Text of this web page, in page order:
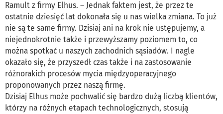
Ramult z firmy Elhus. – Jednak faktem jest, że przez te
ostatnie dziesięć lat dokonała się u nas wielka zmiana. To już
nie są te same firmy. Dzisiaj ani na krok nie ustępujemy, a
niejednokrotnie także i przewyższamy poziomem to, co
można spotkać u naszych zachodnich sąsiadów. I nagle
okazało się, że przyszedł czas także i na zastosowanie
różnorakich procesów mycia międzyoperacyjnego
proponowanych przez naszą firmę.
Dzisiaj Elhus może pochwalić się bardzo dużą liczbą klientów,
którzy na różnych etapach technologicznych, stosują